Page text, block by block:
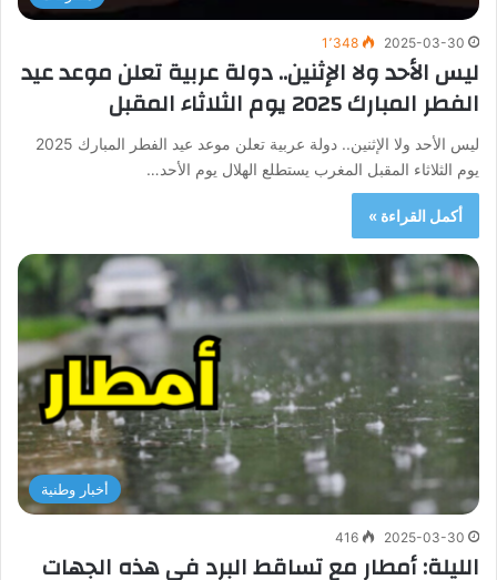
2025-03-30 1٬348
ليس الأحد ولا الإثنين.. دولة عربية تعلن موعد عيد
الفطر المبارك 2025 يوم الثلاثاء المقبل
ليس الأحد ولا الإثنين.. دولة عربية تعلن موعد عيد الفطر المبارك 2025
يوم الثلاثاء المقبل المغرب يستطلع الهلال يوم الأحد…
أكمل القراءة »
أخبار وطنية
2025-03-30
416
الليلة: أمطار مع تساقط البرد في هذه الجهات